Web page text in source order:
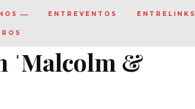
ENTREVENTOS ENTRELINKS
ˈMalcolm &